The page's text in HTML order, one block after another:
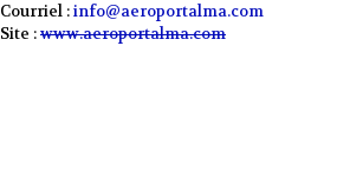
Courriel :info@aeroportalma.com
Site :www.aeroportalma.com